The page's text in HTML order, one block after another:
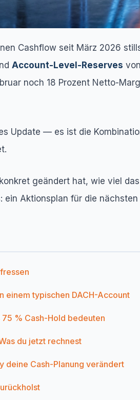
Cashflow seit März 2026
Account-Level-Reserves
noch 18 Prozent Netto-
Update — es ist die
geändert hat, wie viel
ein Aktionsplan für die
einem typischen DACH-Account
% Cash-Hold bedeuten
du jetzt rechnest
deine Cash-Planung verändert